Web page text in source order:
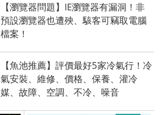
【瀏覽器問題】IE瀏覽器有漏洞！非
預設瀏覽器也遭殃、駭客可竊取電腦
檔案！
【魚池推薦】評價最好5家冷氣行！冷
氣安裝、維修、價格、保養、灌冷
媒、故障、空調、不冷、噪音